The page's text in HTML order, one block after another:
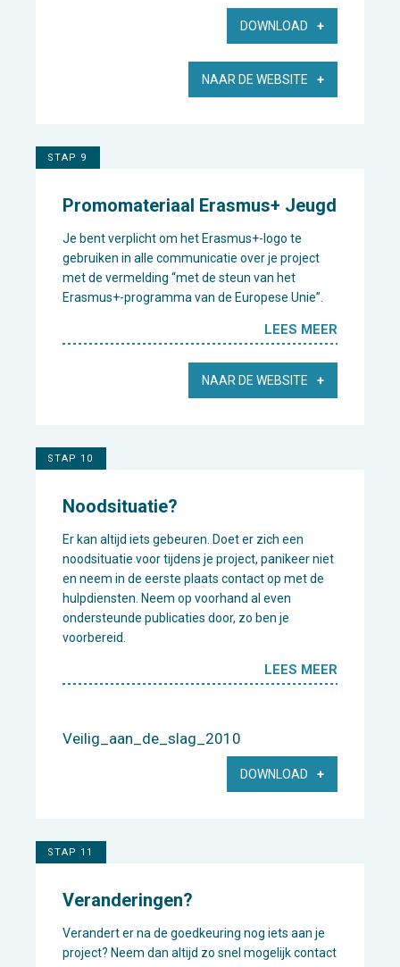
DOWNLOAD
NAAR DE WEBSITE
STAP 9
Promomateriaal Erasmus+ Jeugd
Je bent verplicht om het Erasmus+-logo te
gebruiken in alle communicatie over je project
met de vermelding “met de steun van het
Erasmus+-programma van de Europese Unie”.
LEES MEER
NAAR DE WEBSITE
STAP 10
Noodsituatie?
Er kan altijd iets gebeuren. Doet er zich een
noodsituatie voor tijdens je project, panikeer niet
en neem in de eerste plaats contact op met de
hulpdiensten. Neem op voorhand al even
ondersteunde publicaties door, zo ben je
voorbereid.
LEES MEER
Veilig_aan_de_slag_2010
DOWNLOAD
STAP 11
Veranderingen?
Verandert er na de goedkeuring nog iets aan je
project? Neem dan altijd zo snel mogelijk contact